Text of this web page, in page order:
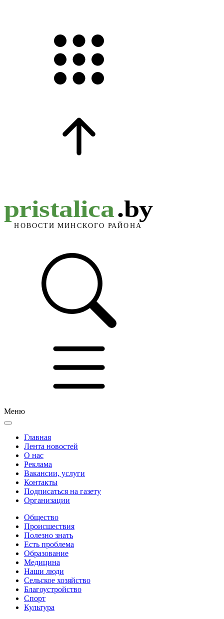
Меню
Главная
Лента новостей
О нас
Реклама
Вакансии, услуги
Контакты
Подписаться на газету
Организации
Общество
Происшествия
Полезно знать
Есть проблема
Образование
Медицина
Наши люди
Сельское хозяйство
Благоустройство
Спорт
Культура